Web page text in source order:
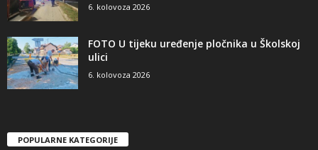
6. kolovoza 2026
FOTO U tijeku uređenje pločnika u Školskoj
ulici
6. kolovoza 2026
POPULARNE KATEGORIJE